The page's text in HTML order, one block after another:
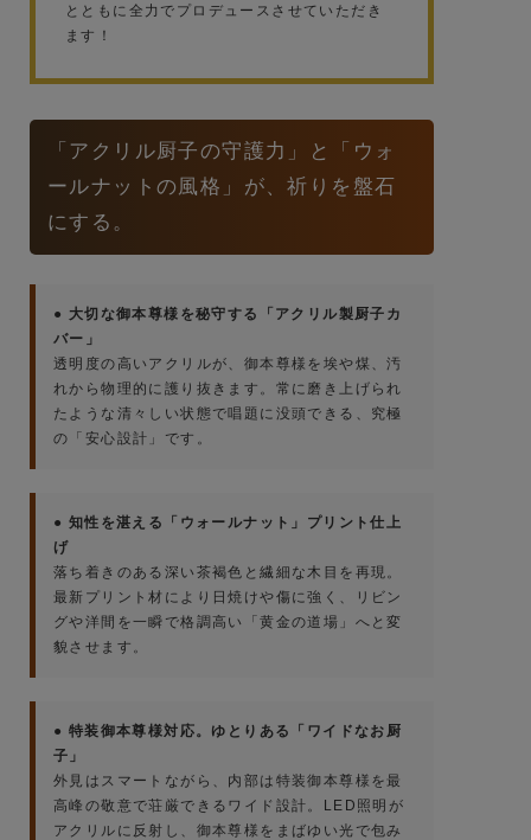
とともに全力でプロデュースさせていただき
ます！
「アクリル厨子の守護力」と「ウォ
ールナットの風格」が、祈りを盤石
にする。
● 大切な御本尊様を秘守する「アクリル製厨子カ
バー」
透明度の高いアクリルが、御本尊様を埃や煤、汚
れから物理的に護り抜きます。常に磨き上げられ
たような清々しい状態で唱題に没頭できる、究極
の「安心設計」です。
● 知性を湛える「ウォールナット」プリント仕上
げ
落ち着きのある深い茶褐色と繊細な木目を再現。
最新プリント材により日焼けや傷に強く、リビン
グや洋間を一瞬で格調高い「黄金の道場」へと変
貌させます。
● 特装御本尊様対応。ゆとりある「ワイドなお厨
子」
外見はスマートながら、内部は特装御本尊様を最
高峰の敬意で荘厳できるワイド設計。LED照明が
アクリルに反射し、御本尊様をまばゆい光で包み